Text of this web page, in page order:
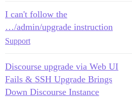
I can't follow the
…/admin/upgrade instruction
Support
Discourse upgrade via Web UI
Fails & SSH Upgrade Brings
Down Discourse Instance